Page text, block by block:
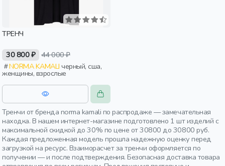
ТРЕНЧ
30 800 ₽ 44 000 ₽
NORMA KAMALI черный, сша,
женщины, взрослые
Тренчи от бренда norma kamali по распродаже — замечательная
находка. В нашем интернет-магазине подготовлено 1 шт изделий с
максимальной скидкой до 30% по цене от 30800 до 30800 руб.
Каждая предложенная модель прошла надежную оценку перед
загрузкой на ресурс. Взаиморасчет за тренчи оформляется по
получении — и после подтверждения. Безопасная доставка товара